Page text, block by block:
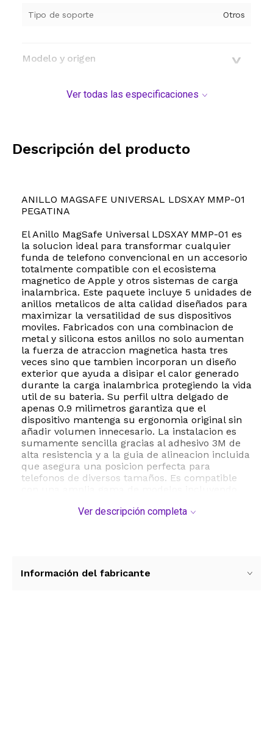
Tipo de soporte Otros
Modelo y origen
Ver todas las especificaciones
Descripción del producto
ANILLO MAGSAFE UNIVERSAL LDSXAY MMP-01
PEGATINA
El Anillo MagSafe Universal LDSXAY MMP-01 es
la solucion ideal para transformar cualquier
funda de telefono convencional en un accesorio
totalmente compatible con el ecosistema
magnetico de Apple y otros sistemas de carga
inalambrica. Este paquete incluye 5 unidades de
anillos metalicos de alta calidad diseñados para
maximizar la versatilidad de sus dispositivos
moviles. Fabricados con una combinacion de
metal y silicona estos anillos no solo aumentan
la fuerza de atraccion magnetica hasta tres
veces sino que tambien incorporan un diseño
exterior que ayuda a disipar el calor generado
durante la carga inalambrica protegiendo la vida
util de su bateria. Su perfil ultra delgado de
apenas 0.9 milimetros garantiza que el
dispositivo mantenga su ergonomia original sin
añadir volumen innecesario. La instalacion es
sumamente sencilla gracias al adhesivo 3M de
alta resistencia y a la guia de alineacion incluida
que asegura una posicion perfecta para
telefonos de diversos tamaños. Es compatible
Galaxy asi como cualquier smartphone que
cuero. Este accesorio es perfecto para quienes
Ver descripción completa
Información del fabricante